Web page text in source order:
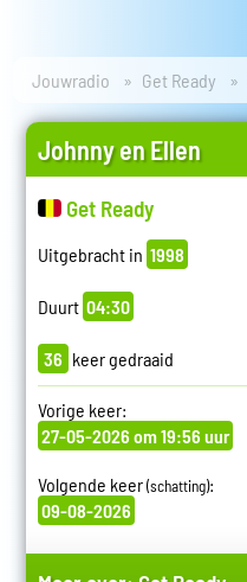
Jouwradio Get Ready
Johnny en Ellen
Get Ready
Uitgebracht in 1998
Duurt 04:30
36 keer gedraaid
Vorige keer:
27-05-2026 om 19:56 uur
Volgende keer(schatting):
09-08-2026